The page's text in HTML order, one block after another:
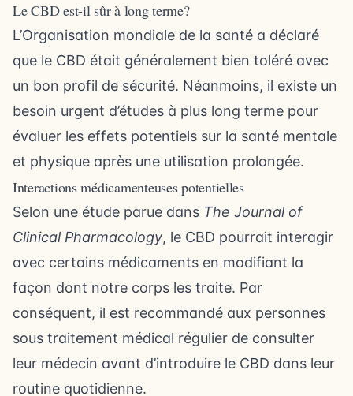
Le CBD est-il sûr à long terme?
L’Organisation mondiale de la santé a déclaré
que le CBD était généralement bien toléré avec
un bon profil de sécurité. Néanmoins, il existe un
besoin urgent d’études à plus long terme pour
évaluer les effets potentiels sur la santé mentale
et physique après une utilisation prolongée.
Interactions médicamenteuses potentielles
Selon une étude parue dans The Journal of
Clinical Pharmacology, le CBD pourrait interagir
avec certains médicaments en modifiant la
façon dont notre corps les traite. Par
conséquent, il est recommandé aux personnes
sous traitement médical régulier de consulter
leur médecin avant d’introduire le CBD dans leur
routine quotidienne.